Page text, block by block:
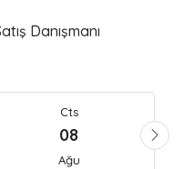
Danışmanı
Cts
08
Ağu